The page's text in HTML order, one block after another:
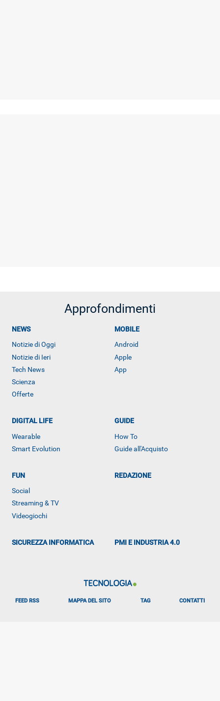
ALTRO
Approfondimenti
NEWS
Notizie di Oggi
Notizie di Ieri
Tech News
Scienza
Offerte
MOBILE
Android
Apple
App
DIGITAL LIFE
Wearable
Smart Evolution
GUIDE
How To
Guide all'Acquisto
FUN
Social
Streaming & TV
Videogiochi
REDAZIONE
SICUREZZA INFORMATICA PMI E INDUSTRIA 4.0
FEED RSS MAPPA DEL SITO TAG CONTATTI